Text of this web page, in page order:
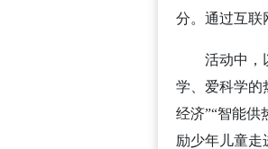
分。通过互联
活动中，
学、爱科学的
经济”“智能供
励少年儿童走